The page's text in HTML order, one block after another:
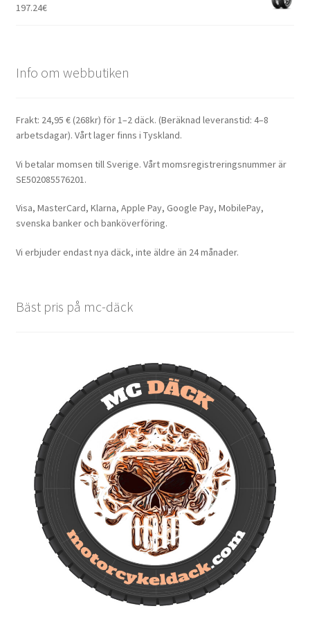
197.24€
Info om webbutiken
Frakt: 24,95 € (268kr) för 1–2 däck. (Beräknad leveranstid: 4–8
arbetsdagar). Vårt lager finns i Tyskland.
Vi betalar momsen till Sverige. Vårt momsregistreringsnummer är
SE502085576201.
Visa, MasterCard, Klarna, Apple Pay, Google Pay, MobilePay,
svenska banker och banköverföring.
Vi erbjuder endast nya däck, inte äldre än 24 månader.
Bäst pris på mc-däck